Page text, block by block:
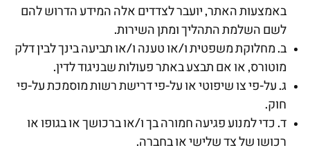
באמצעות האתר, יועבר לצדדים אלה המידע הדרוש להם
לשם השלמת התהליך ומתן השירות.
ב. מחלוקת משפטית ו/או טענה ו/או תביעה בינך לבין דלק
מוטורס, או אם תבצע באתר פעולות שבניגוד לדין.
ג. על-פי צו שיפוטי או על-פי דרישת רשות מוסמכת על-פי
חוק.
ד. כדי למנוע פגיעה חמורה בך ו/או ברכושך או בגופו או
רכושו של צד שלישי או בחברה.